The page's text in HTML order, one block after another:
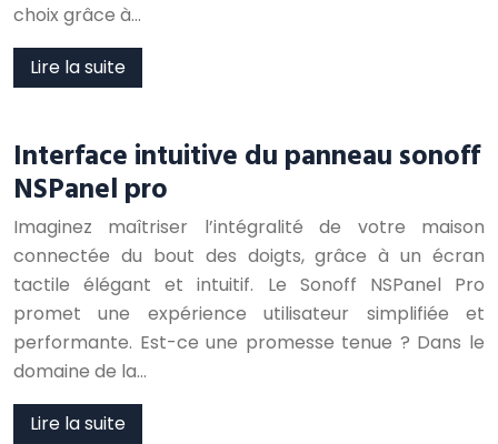
choix grâce à…
Lire la suite
Interface intuitive du panneau sonoff
NSPanel pro
Imaginez maîtriser l’intégralité de votre maison
connectée du bout des doigts, grâce à un écran
tactile élégant et intuitif. Le Sonoff NSPanel Pro
promet une expérience utilisateur simplifiée et
performante. Est-ce une promesse tenue ? Dans le
domaine de la…
Lire la suite